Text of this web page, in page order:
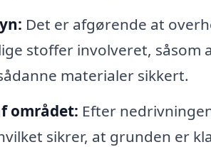
Det er afgørende at
stoffer involveret, såsom
materialer sikkert.
området: Efter
sikrer, at grunden er